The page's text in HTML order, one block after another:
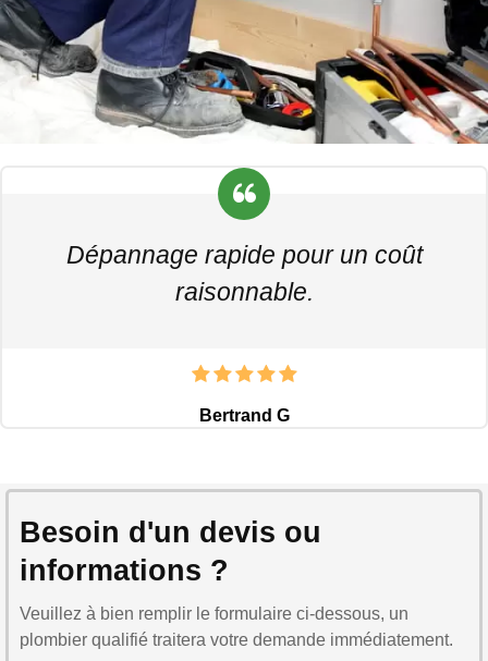
Dépannage rapide pour un coût
raisonnable.
Bertrand G
Besoin d'un devis ou
informations ?
Veuillez à bien remplir le formulaire ci-dessous, un
plombier qualifié traitera votre demande immédiatement.